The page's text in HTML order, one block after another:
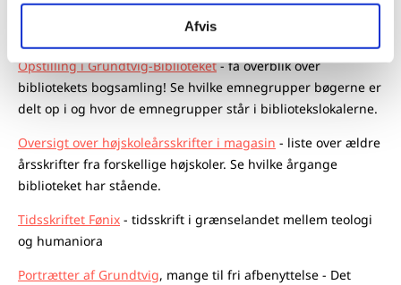
Afvis
K.E. Bugges Småtrykssamling- oversigt over småtryk om
Grundtvig og det grundtvigske, eks. i Grønland
Opstilling i Grundtvig-Biblioteket- få overblik over
bibliotekets bogsamling! Se hvilke emnegrupper bøgerne er
delt op i og hvor de emnegrupper står i bibliotekslokalerne.
Oversigt over højskoleårsskrifter i magasin - liste over ældre
årsskrifter fra forskellige højskoler. Se hvilke årgange
biblioteket har stående.
Tidsskriftet Fønix - tidsskrift i grænselandet mellem teologi
og humaniora
Portrætter af Grundtvig, mange til fri afbenyttelse - Det